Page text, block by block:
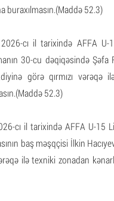
buraxılmasın.(Maddə 52.3)
cı il tarixində AFFA U-
30-cu dəqiqəsində
görə qırmızı vərəqə
52.3)
cı il tarixində AFFA U-15
baş məşqçisi İlkin
ilə texniki zonadan